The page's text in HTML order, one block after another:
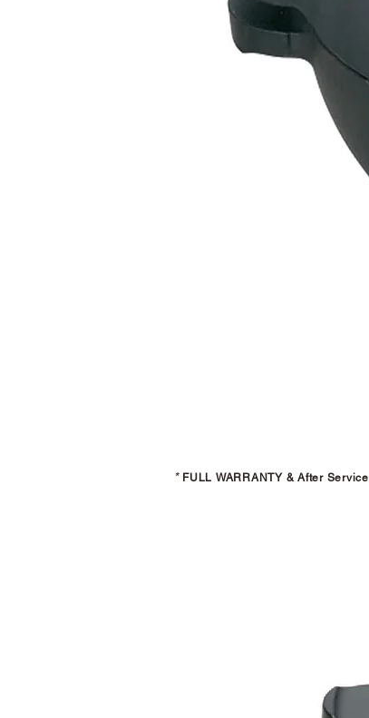
* FULL WARRANTY & After Service